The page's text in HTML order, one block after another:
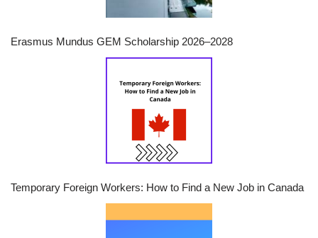
Erasmus Mundus GEM Scholarship 2026–2028
Temporary Foreign Workers: How to Find a New Job in Canada